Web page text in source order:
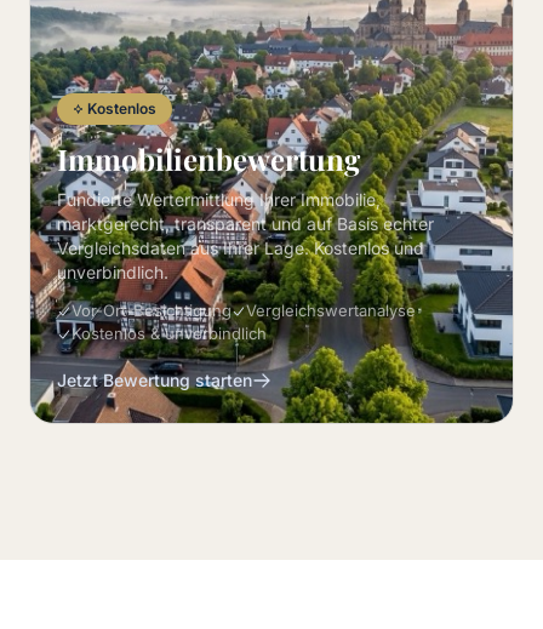
Kostenlos
Immobilienbewertung
Fundierte Wertermittlung Ihrer Immobilie,
marktgerecht, transparent und auf Basis echter
Vergleichsdaten aus Ihrer Lage. Kostenlos und
unverbindlich.
Vor-Ort-Besichtigung
Vergleichswertanalyse
Kostenlos & unverbindlich
Jetzt Bewertung starten